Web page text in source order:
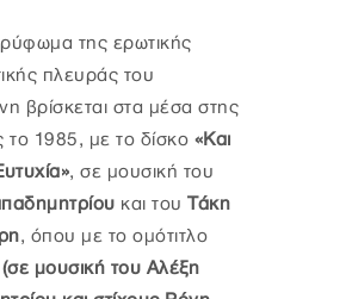
της ερωτικής
πλευράς του
βρίσκεται στα μέσα στης
το 1985, με το δίσκο «Και
, σε μουσική του
και του Τάκη
, όπου με το ομότιτλο
(σε μουσική του Αλέξη